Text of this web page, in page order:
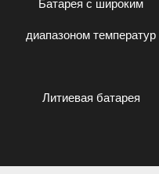
Батарея с широким
диапазоном температур
Литиевая батарея